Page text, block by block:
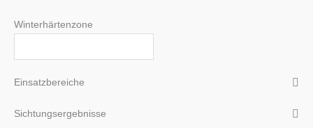
Winterhärtenzone
Einsatzbereiche
Sichtungsergebnisse